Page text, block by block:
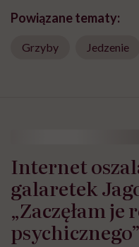
Powiązane tematy:
Grzyby Jedzenie
Internet
galaretek
„Zaczęłam
psychicznego”